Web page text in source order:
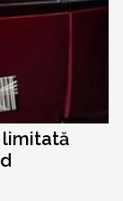
limitată